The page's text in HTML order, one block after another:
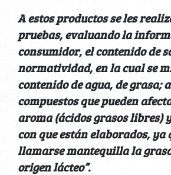
A estos productos se les
pruebas, evaluando la
consumidor, el contenido de
normatividad, en la cual se
contenido de agua, de grasa;
compuestos que pueden
aroma (ácidos grasos libres)
con que están elaborados, ya
llamarse mantequilla la
origen lácteo”.